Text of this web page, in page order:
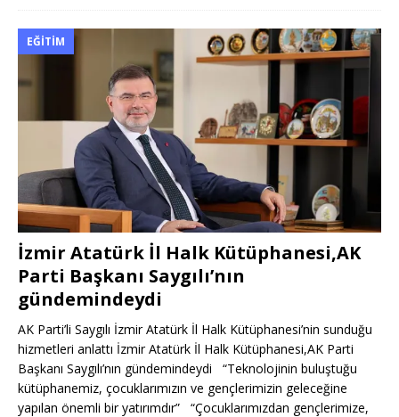
EĞITIM
İzmir Atatürk İl Halk Kütüphanesi,AK
Parti Başkanı Saygılı’nın
gündemindeydi
AK Parti’li Saygılı İzmir Atatürk İl Halk Kütüphanesi’nin sunduğu
hizmetleri anlattı İzmir Atatürk İl Halk Kütüphanesi,AK Parti
Başkanı Saygılı’nın gündemindeydi “Teknolojinin buluştuğu
kütüphanemiz, çocuklarımızın ve gençlerimizin geleceğine
yapılan önemli bir yatırımdır” “Çocuklarımızdan gençlerimize,